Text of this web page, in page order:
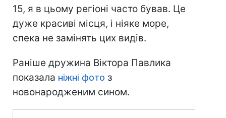
15, я в цьому регіоні часто бував. Це
дуже красиві місця, і ніяке море,
спека не замінять цих видів.
Раніше дружина Віктора Павлика
показала ніжні фото з
новонародженим сином.